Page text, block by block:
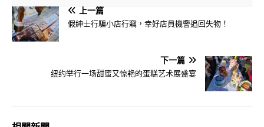
上一篇
假紳士行騙小店行竊，幸好店員機警追回失物！
下一篇
纽约举行一场甜蜜又惊艳的蛋糕艺术展盛宴